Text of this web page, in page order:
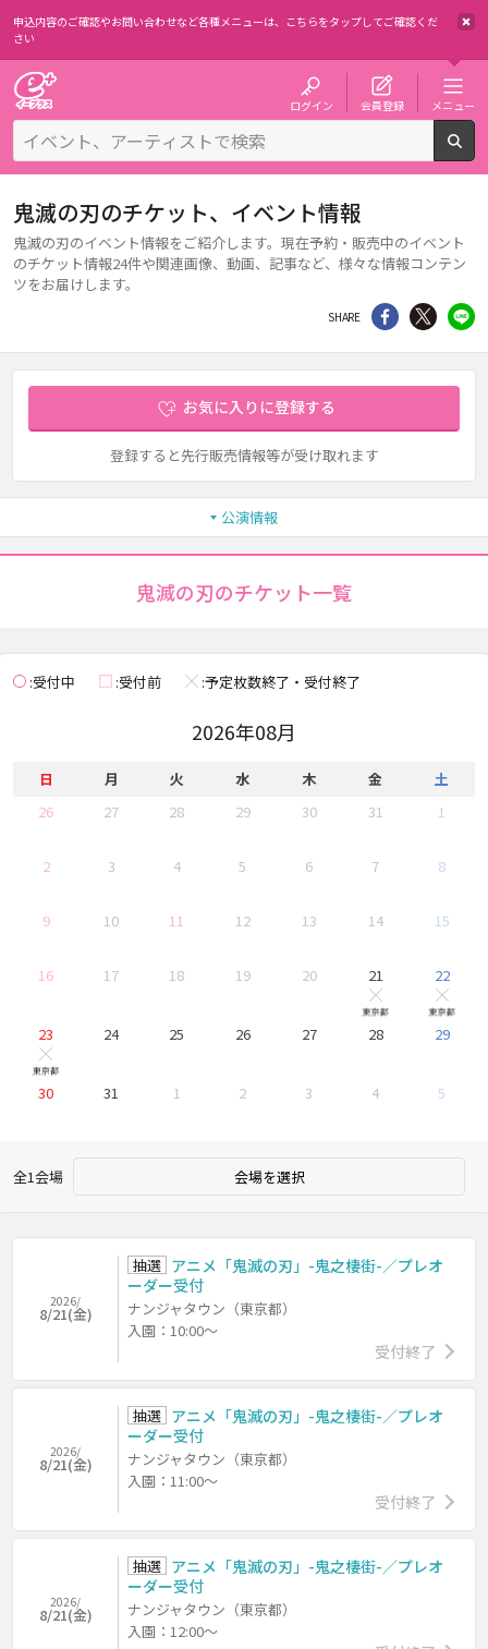
申込内容のご確認やお問い合わせなど各種メニューは、 こちらをタップしてご確認くだ
さい
ログイン 会員登録 メニュー
鬼滅の刃のチケット、イベント情報
鬼滅の刃のイベント情報をご紹介します。現在予約・販売中のイベント
のチケット情報24件や関連画像、動画、記事など、様々な情報コンテン
ツをお届けします。
SHARE シェア Twitter
お気に入りに登録する
登録すると先行販売情報等が受け取れます
公演情報
鬼滅の刃のチケット一覧
◯受付中 □受付前 ×
予定枚数終了・受付終了
2026年08月
日 月 火 水 木 金
土
26
27 28 29 30 31 1
2 3 4 5 6 7 8
9 10 11 12 13 14 15
16 17 18 19 20 21
東京都
他 5公演
22
東京都
23
東京都
24 25 26 27 28 29
30 31 1 2 3 4 5
全1会場 会場を選択
2026/
8/21(金)
抽選 アニメ「鬼滅の刃」-鬼之棲街-／プレオ
ーダー受付
ナンジャタウン（東京都）
入園：10:00～
受付終了
2026/
8/21(金)
抽選 アニメ「鬼滅の刃」-鬼之棲街-／プレオ
ーダー受付
ナンジャタウン（東京都）
入園：11:00～
受付終了
2026/
8/21(金)
抽選 アニメ「鬼滅の刃」-鬼之棲街-／プレオ
ーダー受付
ナンジャタウン（東京都）
入園：12:00～